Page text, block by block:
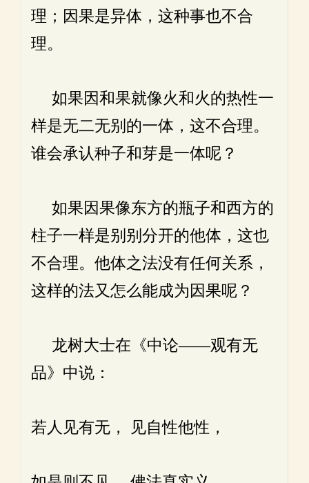
理；因果是异体，这种事也不合
理。
如果因和果就像火和火的热性一
样是无二无别的一体，这不合理。
谁会承认种子和芽是一体呢？
如果因果像东方的瓶子和西方的
柱子一样是别别分开的他体，这也
不合理。他体之法没有任何关系，
这样的法又怎么能成为因果呢？
龙树大士在《中论——观有无
品》中说：
若人见有无， 见自性他性，